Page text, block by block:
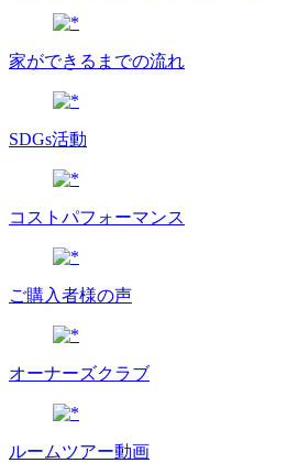
家ができるまでの流れ
SDGs活動
コストパフォーマンス
ご購入者様の声
オーナーズクラブ
ルームツアー動画